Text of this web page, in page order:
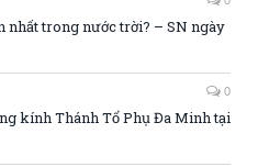
nhất trong nước trời? – SN ngày
0
kính Thánh Tổ Phụ Đa Minh tại